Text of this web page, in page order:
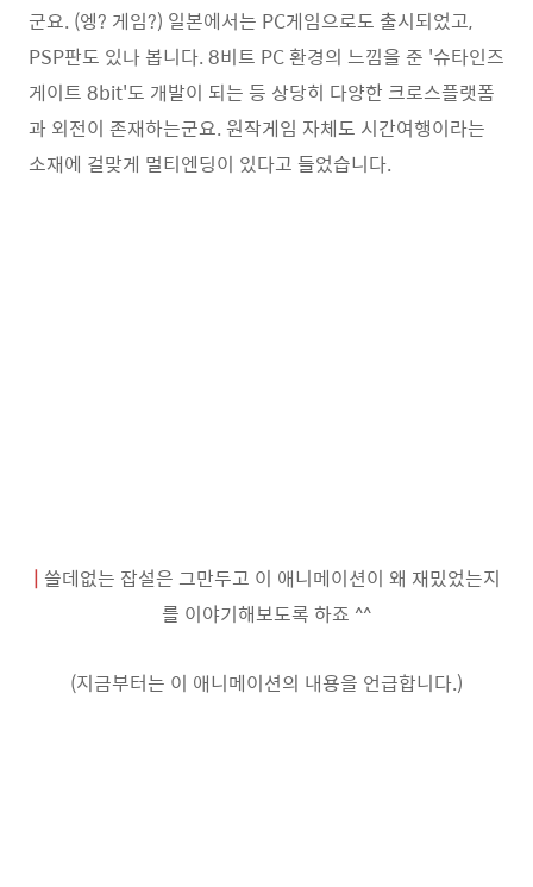
군요. (엥? 게임?) 일본에서는 PC게임으로도 출시되었고,
PSP판도 있나 봅니다. 8비트 PC 환경의 느낌을 준 '슈타인즈
게이트 8bit'도 개발이 되는 등 상당히 다양한 크로스플랫폼
과 외전이 존재하는군요. 원작게임 자체도 시간여행이라는
소재에 걸맞게 멀티엔딩이 있다고 들었습니다.
| 쓸데없는 잡설은 그만두고 이 애니메이션이 왜 재밌었는지
를 이야기해보도록 하죠 ^^
(지금부터는 이 애니메이션의 내용을 언급합니다.)